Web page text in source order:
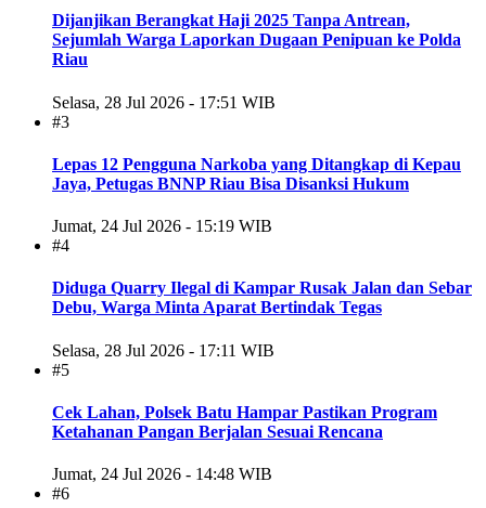
Dijanjikan Berangkat Haji 2025 Tanpa Antrean,
Sejumlah Warga Laporkan Dugaan Penipuan ke Polda
Riau
Selasa, 28 Jul 2026 - 17:51 WIB
#3
Lepas 12 Pengguna Narkoba yang Ditangkap di Kepau
Jaya, Petugas BNNP Riau Bisa Disanksi Hukum
Jumat, 24 Jul 2026 - 15:19 WIB
#4
Diduga Quarry Ilegal di Kampar Rusak Jalan dan Sebar
Debu, Warga Minta Aparat Bertindak Tegas
Selasa, 28 Jul 2026 - 17:11 WIB
#5
Cek Lahan, Polsek Batu Hampar Pastikan Program
Ketahanan Pangan Berjalan Sesuai Rencana
Jumat, 24 Jul 2026 - 14:48 WIB
#6